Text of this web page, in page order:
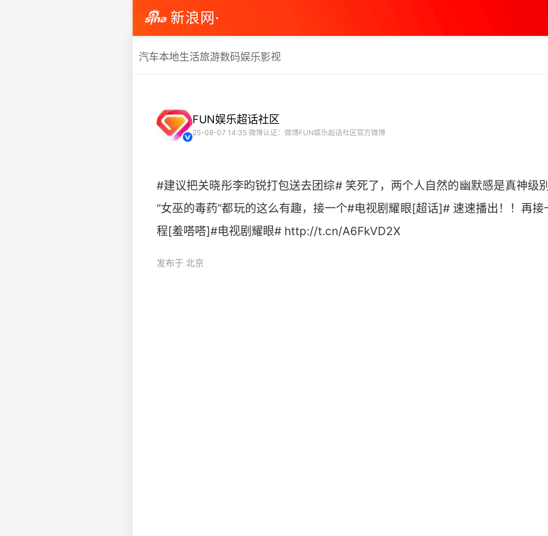
新浪网·
汽车本地生活旅游数码娱乐影视
FUN娱乐超话社区
25-08-07 14:35 微博认证：微博FUN娱乐超话社区官方微博
#建议把关晓彤李昀锐打包送去团综# 笑死了，两个人自然的幽默感是真神级
“女巫的毒药”都玩的这么有趣，接一个#电视剧耀眼[超话]# 速速播出！！再接
程[羞嗒嗒]#电视剧耀眼# http://t.cn/A6FkVD2X ​
发布于 北京